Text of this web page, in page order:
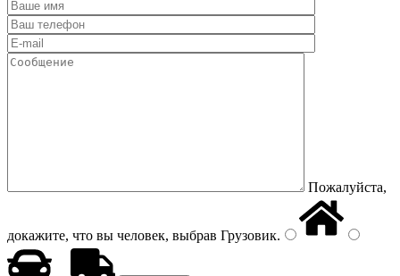
Пожалуйста,
докажите, что вы человек, выбрав Грузовик.